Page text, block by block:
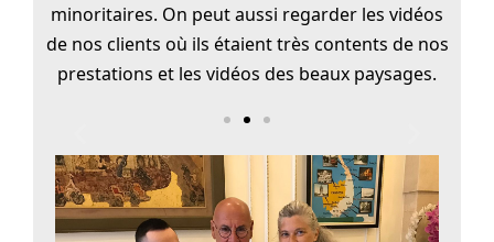
minoritaires. On peut aussi regarder les vidéos
de nos clients où ils étaient très contents de nos
prestations et les vidéos des beaux paysages.